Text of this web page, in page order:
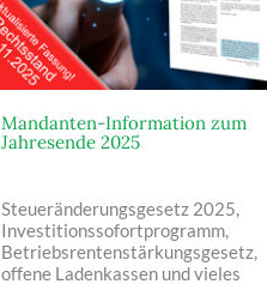
Mandanten-Information zum
Jahresende 2025
Steueränderungsgesetz 2025,
Investitionssofortprogramm,
Betriebsrentenstärkungsgesetz,
offene Ladenkassen und vieles